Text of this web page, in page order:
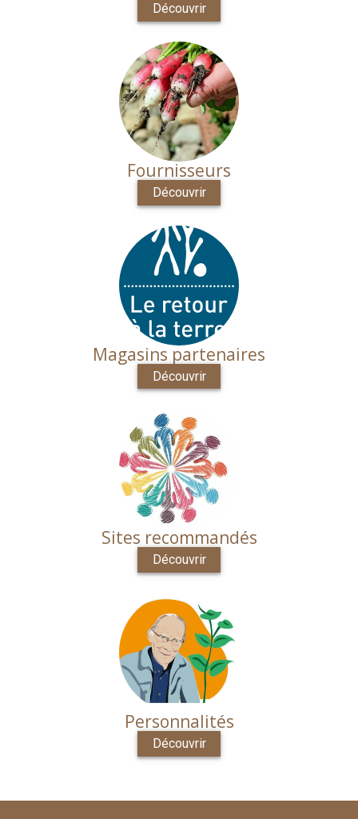
Découvrir
Fournisseurs
Découvrir
Magasins partenaires
Découvrir
Sites recommandés
Découvrir
Personnalités
Découvrir